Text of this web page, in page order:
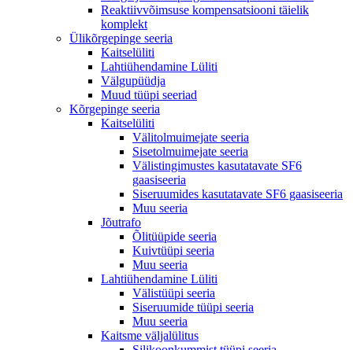
Reaktiivvõimsuse kompensatsiooni täielik
komplekt
Ülikõrgepinge seeria
Kaitselüliti
Lahtiühendamine Lüliti
Välgupüüdja
Muud tüüpi seeriad
Kõrgepinge seeria
Kaitselüliti
Välitolmuimejate seeria
Sisetolmuimejate seeria
Välistingimustes kasutatavate SF6
gaasiseeria
Siseruumides kasutatavate SF6 gaasiseeria
Muu seeria
Jõutrafo
Õlitüüpide seeria
Kuivtüüpi seeria
Muu seeria
Lahtiühendamine Lüliti
Välistüüpi seeria
Siseruumide tüüpi seeria
Muu seeria
Kaitsme väljalülitus